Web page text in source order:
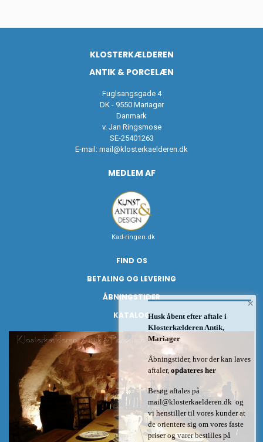
KLOSTERKÆLDEREN
ANTIK & PORCELÆN
Fuglsangsgade 4
DK - 9550 Mariager
Danmark
v. Jan Ringsmose
SE-25401263
E-mail: mail@klosterkaelderen.dk
MEDLEM AF
Kad-ringen.dk
FIND OS
BETALING OG LEVERING
ÅBNINGSTIDER
KATALOG
×
Husk åbent efter aftale i
Klosterkælderen Antik,
Mariager
Åbningstider, hvor der kan laves
aftaler, opdateres her
Besøg aftales på
mail@klosterkaelderen.dk og
vi henstiller til vores kunder at
de orientere sig om vores faste
priser og varer bestilles på